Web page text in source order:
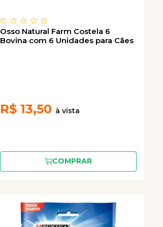
Osso Natural Farm Costela 6
Bovina com 6 Unidades para Cães
R$ 13,50
COMPRAR